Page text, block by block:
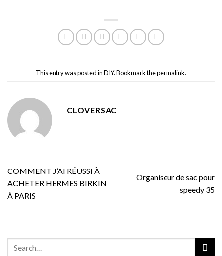
This entry was posted inDIY. Bookmark thepermalink.
CLOVERSAC
COMMENT J’AI RÉUSSI À
ACHETER HERMES BIRKIN
À PARIS
Organiseur de sac pour
speedy 35